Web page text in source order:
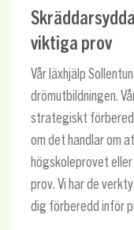
viktiga prov
Vår läxhjälp
drömutbildningen.
strategiskt
om det handlar om
högskoleprovet
prov. Vi har de
dig förberedd inför